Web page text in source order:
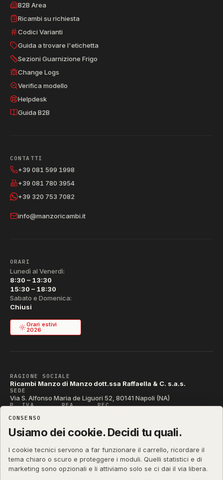
B2B Area
Ricambi su richiesta
Codici Varianti
Guida a trovare l'etichetta
Sezioni Guarnizione Frigo
Change Logs
Verifica modello
Helpdesk
Guida B2B
CONTATTI
+39 081 599 1998
+39 081 780 3954
+39 320 753 7082
info@manzoricambi.it
ORARI
Lunedì al Venerdì:
8:30 – 13:30
15:30 – 18:30
Sabato e Domenica:
Chiusi
Orari estivi
2026
RAGIONE SOCIALE
Ricambi Manzo di Manzo dott.ssa Raffaella & C. s.a.s.
SEDE
Via S. Alfonso Maria de Liguori 52, 80141 Napoli (NA)
P. IVA REA PEC
CODICE SDI
T04ZHR3
manzoricambi.it© 2001 – 2026
CONSENSO
Usiamo dei cookie. Decidi tu quali.
I cookie tecnici servono a far funzionare il carrello, ricordare il
tema chiaro o scuro e proteggere i moduli. Quelli statistici e di
marketing sono opzionali e li attiviamo solo se ci dai il via libera.